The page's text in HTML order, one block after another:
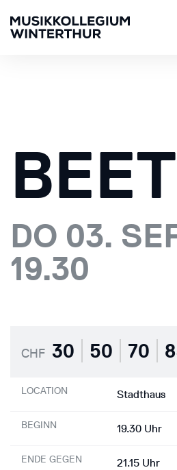
DO 03.
19.30
CHF 30 50 70
LOCATION Stadthaus
BEGINN 19.30 Uhr
ENDE GEGEN 21.15 Uhr